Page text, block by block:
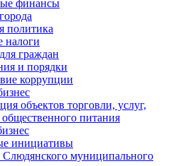
финансы
политика
налоги
граждан
и порядки
коррупции
объектов торговли, услуг,
питания
инициативы
Слюдянского муниципального